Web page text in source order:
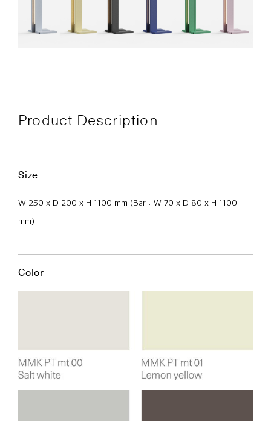
Product Description
Size
W 250 x D 200 x H 1100 mm (Bar : W 70 x D 80 x H 1100
mm)
Color